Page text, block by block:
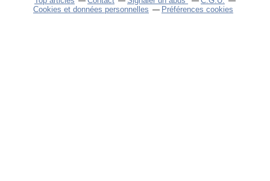
Cookies et données personnelles
Préférences cookies